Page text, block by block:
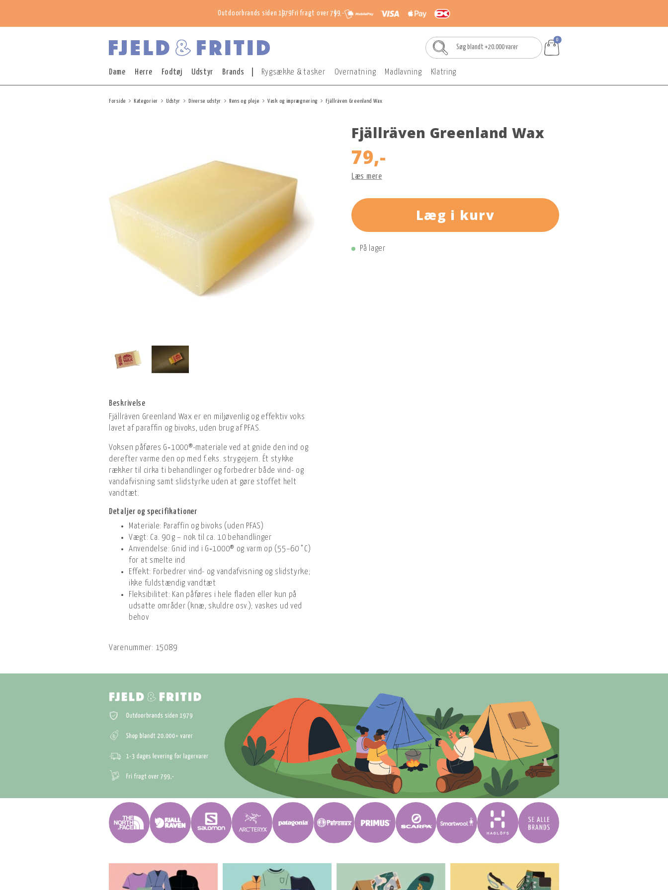
Outdoorbrands siden 1979 Fri fragt over 799,-
0
Dame Herre Fodtøj Udstyr Brands Rygsække & tasker Overnatning Madlavning Klatring
Forside Kategorier Udstyr Diverse udstyr Rens og pleje Vask og imprægnering Fjällräven Greenland Wax
Beskrivelse
Fjällräven Greenland Wax er en miljøvenlig og effektiv voks
lavet af paraffin og bivoks, uden brug af PFAS.
Voksen påføres G‑1000®-materiale ved at gnide den ind og
derefter varme den op med f.eks. strygejern. Ét stykke
rækker til cirka ti behandlinger og forbedrer både vind- og
vandafvisning samt slidstyrke uden at gøre stoffet helt
vandtæt.
Detaljer og specifikationer
Materiale: Paraffin og bivoks (uden PFAS)
Vægt: Ca. 90 g – nok til ca. 10 behandlinger
Anvendelse: Gnid ind i G‑1000® og varm op (55–60 °C)
for at smelte ind
Effekt: Forbedrer vind- og vandafvisning og slidstyrke;
ikke fuldstændig vandtæt
Fleksibilitet: Kan påføres i hele fladen eller kun på
udsatte områder (knæ, skuldre osv.); vaskes ud ved
behov
Varenummer: 15089
Fjällräven Greenland Wax
79,-
Læs mere
Læg i kurv
På lager